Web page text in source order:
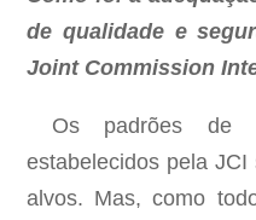
de qualidade e
Joint Commission
Os padrões de
estabelecidos pela
alvos. Mas, como